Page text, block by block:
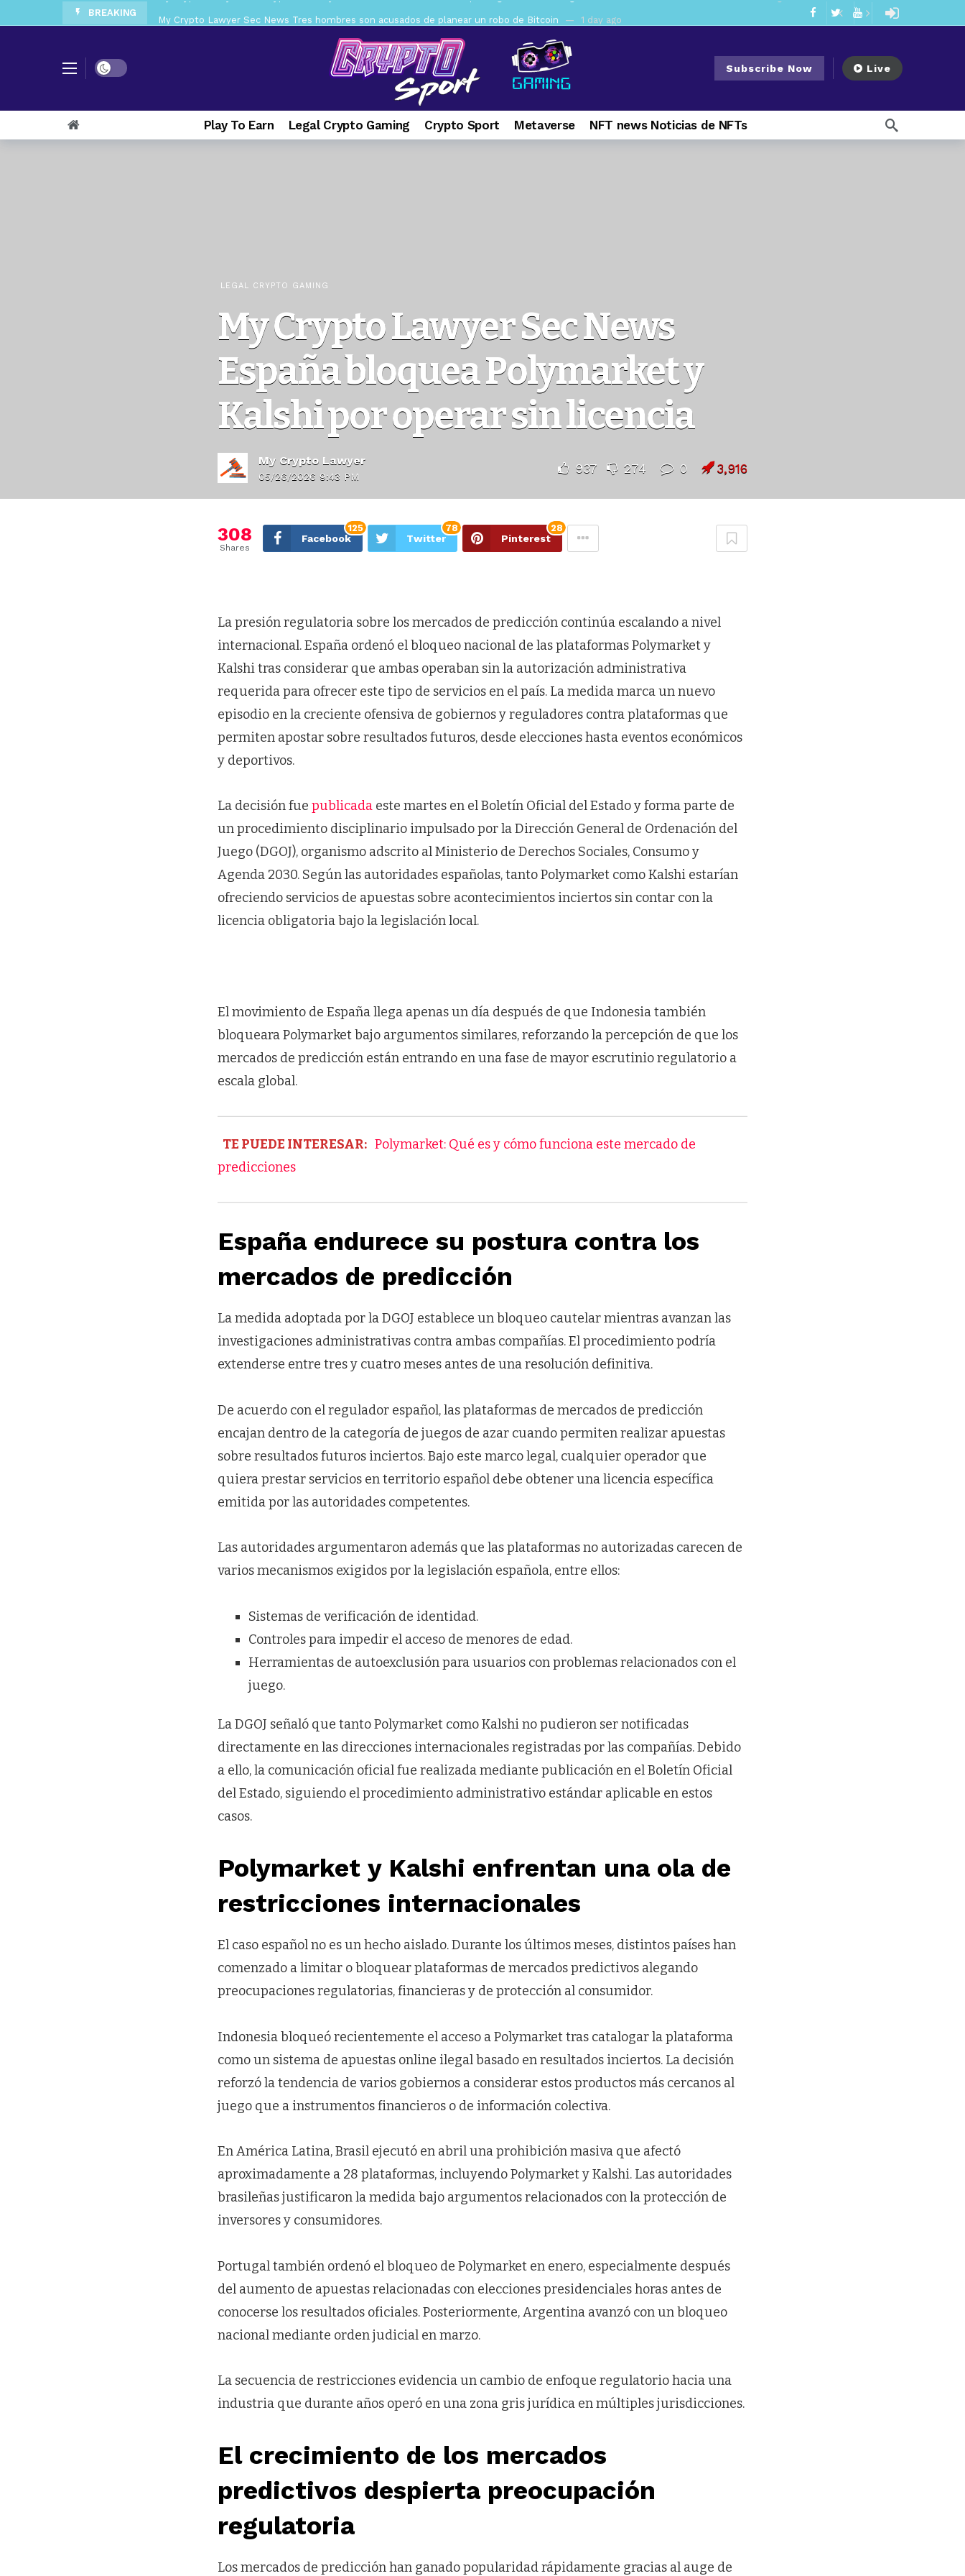
BREAKING
My Crypto Lawyer Sec News Cynthia Lummis sets Trump condition for CLARITY Act passage
My Crypto Lawyer Sec News Rusia envía a prisión al fundador de BitRiver por presunto fraude
My Crypto Lawyer Sec Cryptocurrency SEC Announces Continuation of Small Business Advisory Committee Meeting
1 week ago
Dark mode Subscribe Now Live
Play To Earn Legal Crypto Gaming Crypto Sport Metaverse NFT news Noticias de NFTs
LEGAL CRYPTO GAMING
My Crypto Lawyer Sec News
España bloquea Polymarket y
Kalshi por operar sin licencia
My Crypto Lawyer
05/26/2026 9:43 PM
937 274 0 3,916
308
Shares
Facebook
125
Twitter
78
Pinterest
28
La presión regulatoria sobre los mercados de predicción continúa escalando a nivel
internacional. España ordenó el bloqueo nacional de las plataformas Polymarket y
Kalshi tras considerar que ambas operaban sin la autorización administrativa
requerida para ofrecer este tipo de servicios en el país. La medida marca un nuevo
episodio en la creciente ofensiva de gobiernos y reguladores contra plataformas que
permiten apostar sobre resultados futuros, desde elecciones hasta eventos económicos
y deportivos.
La decisión fue publicada este martes en el Boletín Oficial del Estado y forma parte de
un procedimiento disciplinario impulsado por la Dirección General de Ordenación del
Juego (DGOJ), organismo adscrito al Ministerio de Derechos Sociales, Consumo y
Agenda 2030. Según las autoridades españolas, tanto Polymarket como Kalshi estarían
ofreciendo servicios de apuestas sobre acontecimientos inciertos sin contar con la
licencia obligatoria bajo la legislación local.
El movimiento de España llega apenas un día después de que Indonesia también
bloqueara Polymarket bajo argumentos similares, reforzando la percepción de que los
mercados de predicción están entrando en una fase de mayor escrutinio regulatorio a
escala global.
TE PUEDE INTERESAR: Polymarket: Qué es y cómo funciona este mercado de
predicciones
España endurece su postura contra los
mercados de predicción
La medida adoptada por la DGOJ establece un bloqueo cautelar mientras avanzan las
investigaciones administrativas contra ambas compañías. El procedimiento podría
extenderse entre tres y cuatro meses antes de una resolución definitiva.
De acuerdo con el regulador español, las plataformas de mercados de predicción
encajan dentro de la categoría de juegos de azar cuando permiten realizar apuestas
sobre resultados futuros inciertos. Bajo este marco legal, cualquier operador que
quiera prestar servicios en territorio español debe obtener una licencia específica
emitida por las autoridades competentes.
Las autoridades argumentaron además que las plataformas no autorizadas carecen de
varios mecanismos exigidos por la legislación española, entre ellos:
Sistemas de verificación de identidad.
Controles para impedir el acceso de menores de edad.
Herramientas de autoexclusión para usuarios con problemas relacionados con el
juego.
La DGOJ señaló que tanto Polymarket como Kalshi no pudieron ser notificadas
directamente en las direcciones internacionales registradas por las compañías. Debido
a ello, la comunicación oficial fue realizada mediante publicación en el Boletín Oficial
del Estado, siguiendo el procedimiento administrativo estándar aplicable en estos
casos.
Polymarket y Kalshi enfrentan una ola de
restricciones internacionales
El caso español no es un hecho aislado. Durante los últimos meses, distintos países han
comenzado a limitar o bloquear plataformas de mercados predictivos alegando
preocupaciones regulatorias, financieras y de protección al consumidor.
Indonesia bloqueó recientemente el acceso a Polymarket tras catalogar la plataforma
como un sistema de apuestas online ilegal basado en resultados inciertos. La decisión
reforzó la tendencia de varios gobiernos a considerar estos productos más cercanos al
juego que a instrumentos financieros o de información colectiva.
En América Latina, Brasil ejecutó en abril una prohibición masiva que afectó
aproximadamente a 28 plataformas, incluyendo Polymarket y Kalshi. Las autoridades
brasileñas justificaron la medida bajo argumentos relacionados con la protección de
inversores y consumidores.
Portugal también ordenó el bloqueo de Polymarket en enero, especialmente después
del aumento de apuestas relacionadas con elecciones presidenciales horas antes de
conocerse los resultados oficiales. Posteriormente, Argentina avanzó con un bloqueo
nacional mediante orden judicial en marzo.
La secuencia de restricciones evidencia un cambio de enfoque regulatorio hacia una
industria que durante años operó en una zona gris jurídica en múltiples jurisdicciones.
El crecimiento de los mercados
predictivos despierta preocupación
regulatoria
Los mercados de predicción han ganado popularidad rápidamente gracias al auge de